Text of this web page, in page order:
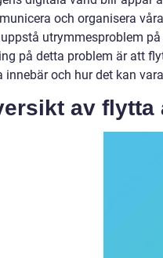
och organisera
utrymmesproblem
på detta problem är att
innebär och hur det kan
av flytta